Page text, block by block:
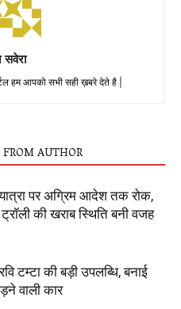
हम आपको सभी सही ख़बरे देते है |
AUTHOR
पर अग्रिम आदेश तक रोक,
की खराब स्थिति बनी वजह
टम्टा की बड़ी उपलब्धि, बनाई
वाली कार